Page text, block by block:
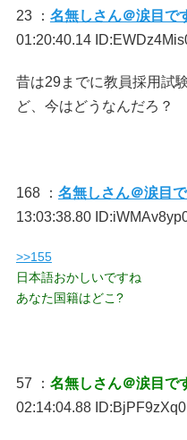
23 ： 名無しさん＠涙目で
01:20:40.14
昔は29までに教員採用試
ど、今はどうなんだろ？
168 ： 名無しさん＠涙目で
13:03:38.80
>>155
日本語おかしいですね
あなた国籍はどこ?
57 ： 名無しさん＠涙目で
02:14:04.88